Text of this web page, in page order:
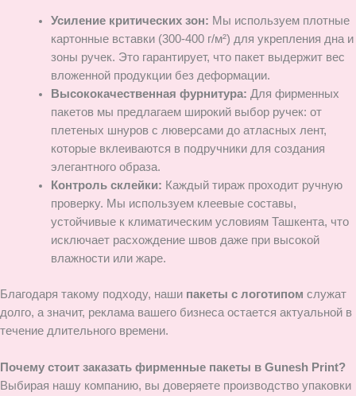
Усиление критических зон: Мы используем плотные
картонные вставки (300-400 г/м²) для укрепления дна и
зоны ручек. Это гарантирует, что пакет выдержит вес
вложенной продукции без деформации.
Высококачественная фурнитура: Для фирменных
пакетов мы предлагаем широкий выбор ручек: от
плетеных шнуров с люверсами до атласных лент,
которые вклеиваются в подручники для создания
элегантного образа.
Контроль склейки: Каждый тираж проходит ручную
проверку. Мы используем клеевые составы,
устойчивые к климатическим условиям Ташкента, что
исключает расхождение швов даже при высокой
влажности или жаре.
Благодаря такому подходу, наши пакеты с логотипом служат
долго, а значит, реклама вашего бизнеса остается актуальной в
течение длительного времени.
Почему стоит заказать фирменные пакеты в Gunesh Print?
Выбирая нашу компанию, вы доверяете производство упаковки